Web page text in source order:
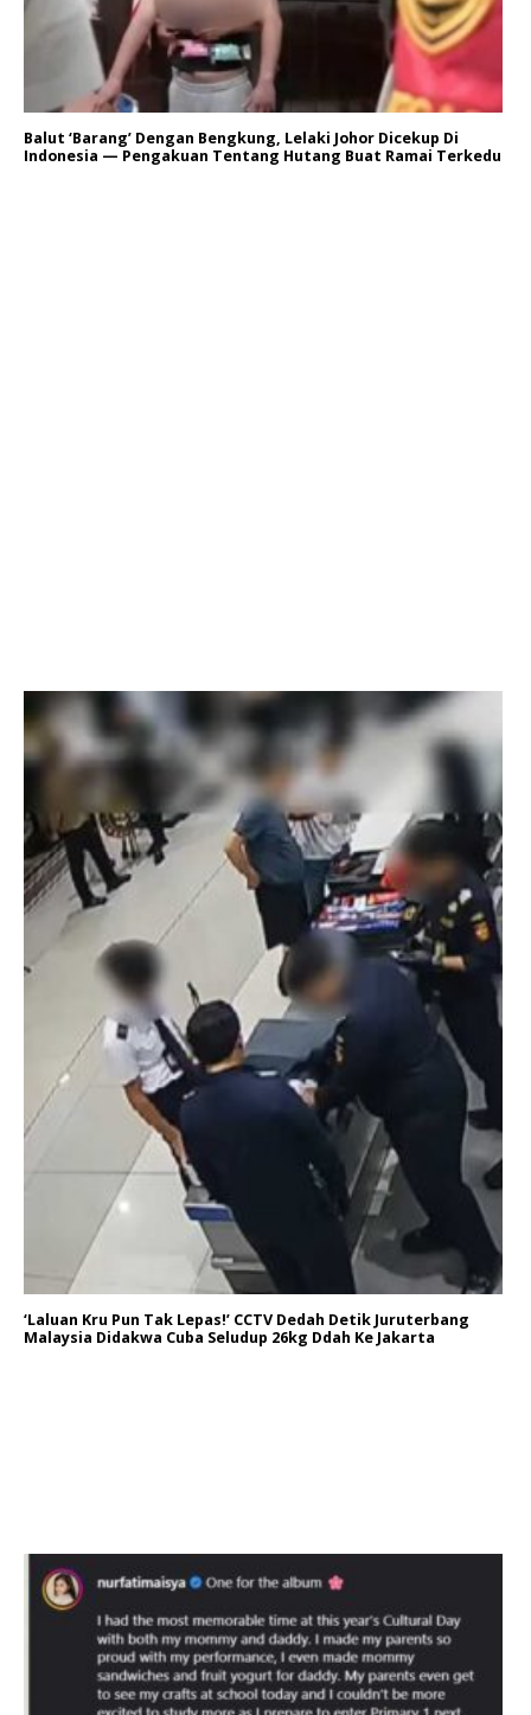
Balut ‘Barang’ Dengan Bengkung, Lelaki Johor Dicekup Di
Indonesia — Pengakuan Tentang Hutang Buat Ramai Terkedu
‘Laluan Kru Pun Tak Lepas!’ CCTV Dedah Detik Juruterbang
Malaysia Didakwa Cuba Seludup 26kg Ddah Ke Jakarta